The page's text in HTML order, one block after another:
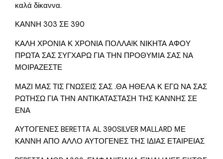
καλά δίκαννα.
ΚΑΝΝΗ 303 ΣΕ 390
ΚΑΛΗ ΧΡΟΝΙΑ Κ ΧΡΟΝΙΑ ΠΟΛΛΑ!Κ ΝΙΚΗΤΑ ΑΦΟΥ
ΠΡΩΤΑ ΣΑΣ ΣΥΓΧΑΡΩ ΓΙΑ ΤΗΝ ΠΡΟΘΥΜΙΑ ΣΑΣ ΝΑ
ΜΟΙΡΑΖΕΣΤΕ
ΜΑΖΙ ΜΑΣ ΤΙΣ ΓΝΩΣΕΙΣ ΣΑΣ .ΘΑ ΗΘΕΛΑ Κ ΕΓΩ ΝΑ ΣΑΣ
ΡΩΤΗΣΩ ΓΙΑ ΤΗΝ ΑΝΤΙΚΑΤΑΣΤΑΣΗ ΤΗΣ ΚΑΝΝΗΣ ΣΕ
ΕΝΑ
ΑΥΤΟΓΕΝΕΣ BERETTA AL 390SILVER MALLARD ΜΕ
ΚΑΝΝΗ ΑΠΟ ΑΛΛΟ ΑΥΤΟΓΕΝΕΣ ΤΗΣ ΙΔΙΑΣ ΕΤΑΙΡΕΙΑΣ